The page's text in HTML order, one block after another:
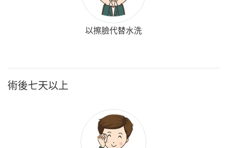
以擦臉代替水洗
術後七天以上